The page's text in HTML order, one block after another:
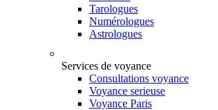
Tarologues
Numérologues
Astrologues
Services de voyance
Consultations voyance
Voyance serieuse
Voyance Paris